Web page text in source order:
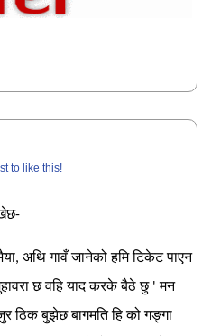
to like this!
अथि गावँ जानेको हमि टिकेट पाएन
छ वहि याद करके बैठे छु ' मन
ठिक बुझेछ बागमति हि को गङ्गा